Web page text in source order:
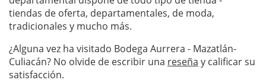
tiendas de oferta, departamentales, de moda,
tradicionales y mucho más.
¿Alguna vez ha visitado Bodega Aurrera - Mazatlán-
Culiacán? No olvide de escribir una reseña y calificar su
satisfacción.